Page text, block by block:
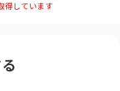
得しています